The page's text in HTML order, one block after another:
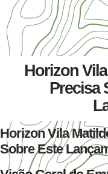
Horizon
Precisa
Horizon Vila
Sobre Este